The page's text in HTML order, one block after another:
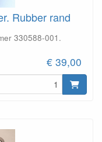
Rubber rand
330588-001.
€ 39,00